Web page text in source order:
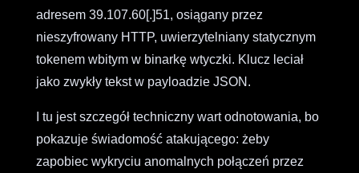
adresem 39.107.60[.]51, osiągany przez
nieszyfrowany HTTP, uwierzytelniany statycznym
tokenem wbitym w binarkę wtyczki. Klucz leciał
jako zwykły tekst w payloadzie JSON.
I tu jest szczegół techniczny wart odnotowania, bo
pokazuje świadomość atakującego: żeby
zapobiec wykryciu anomalnych połączeń przez